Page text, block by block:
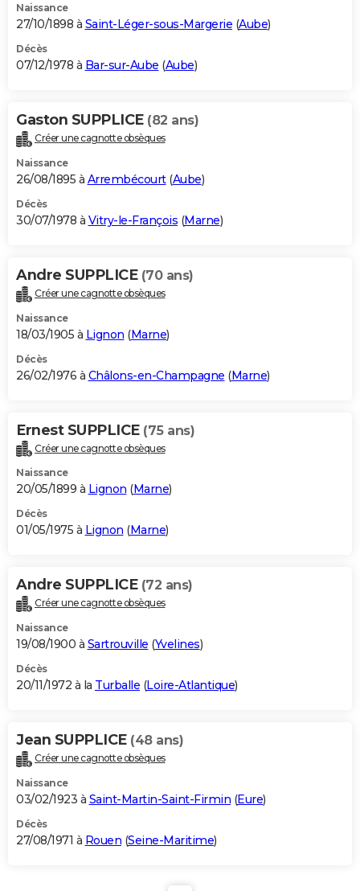
Naissance
27/10/1898 à Saint-Léger-sous-Margerie (Aube)
Décès
07/12/1978 à Bar-sur-Aube (Aube)
Gaston SUPPLICE (82 ans)
Créer une cagnotte obsèques
Naissance
26/08/1895 à Arrembécourt(Aube)
Décès
30/07/1978 à Vitry-le-François (Marne)
Andre SUPPLICE (70 ans)
Créer une cagnotte obsèques
Naissance
18/03/1905 à Lignon (Marne)
Décès
26/02/1976 à Châlons-en-Champagne (Marne)
Ernest SUPPLICE (75 ans)
Créer une cagnotte obsèques
Naissance
20/05/1899 à Lignon (Marne)
Décès
01/05/1975 à Lignon (Marne)
Andre SUPPLICE (72 ans)
Créer une cagnotte obsèques
Naissance
19/08/1900 à Sartrouville (Yvelines)
Décès
20/11/1972 à la Turballe (Loire-Atlantique)
Jean SUPPLICE (48 ans)
Créer une cagnotte obsèques
Naissance
03/02/1923 à Saint-Martin-Saint-Firmin (Eure)
Décès
27/08/1971 à Rouen (Seine-Maritime)